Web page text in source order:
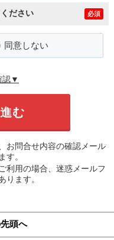
ださい 必須
同意しない
認▼
お問合せ内容の確認メール
す。
利用の場合、迷惑メールフ
ります。
頭へ